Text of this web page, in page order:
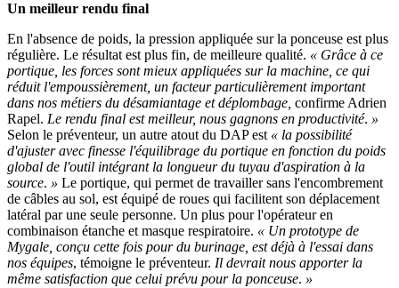
Un meilleur rendu final
En l'absence de poids, la pression appliquée sur la ponceuse est plus
régulière. Le résultat est plus fin, de meilleure qualité. « Grâce à ce
portique, les forces sont mieux appliquées sur la machine, ce qui
réduit l'empoussièrement, un facteur particulièrement important
dans nos métiers du désamiantage et déplombage, confirme Adrien
Rapel. Le rendu final est meilleur, nous gagnons en productivité. »
Selon le préventeur, un autre atout du DAP est « la possibilité
d'ajuster avec finesse l'équilibrage du portique en fonction du poids
global de l'outil intégrant la longueur du tuyau d'aspiration à la
source. » Le portique, qui permet de travailler sans l'encombrement
de câbles au sol, est équipé de roues qui facilitent son déplacement
latéral par une seule personne. Un plus pour l'opérateur en
combinaison étanche et masque respiratoire. « Un prototype de
Mygale, conçu cette fois pour du burinage, est déjà à l'essai dans
nos équipes, témoigne le préventeur. Il devrait nous apporter la
même satisfaction que celui prévu pour la ponceuse. »